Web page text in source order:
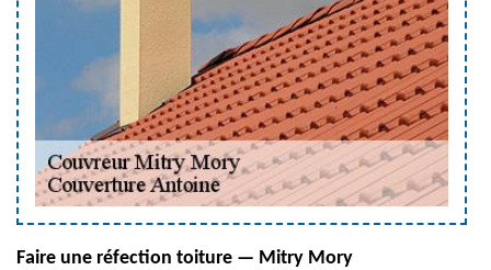
Faire une réfection toiture — Mitry Mory